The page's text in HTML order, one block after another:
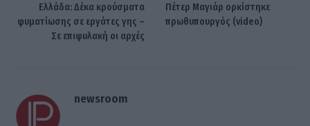
Ελλάδα: Δέκα κρούσματα
φυματίωσης σε εργάτες γης –
Σε επιφυλακή οι αρχές
Πέτερ Μαγιάρ ορκίστηκε
πρωθυπουργός (video)
newsroom